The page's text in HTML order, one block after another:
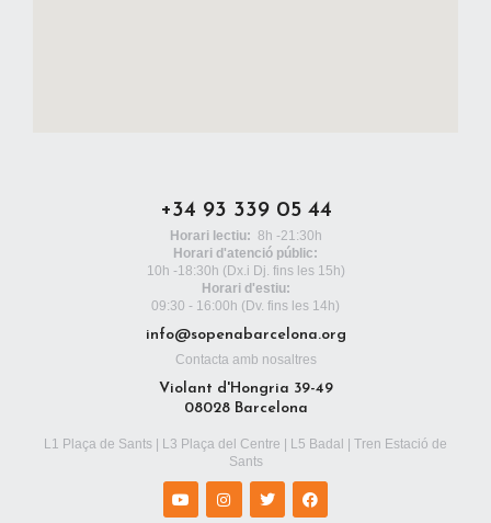
+34 93 339 05 44
Horari lectiu: 8h -21:30h
Horari d'atenció públic:
10h -18:30h (Dx.i Dj. fins les 15h)
Horari d'estiu:
09:30 - 16:00h (Dv. fins les 14h)
info@sopenabarcelona.org
Contacta amb nosaltres
Violant d'Hongria 39-49
08028 Barcelona
L1 Plaça de Sants | L3 Plaça del Centre | L5 Badal | Tren Estació de
Sants